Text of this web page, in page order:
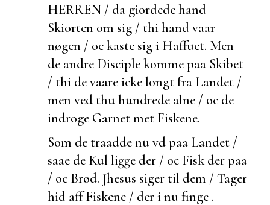
HERREN / da giordede hand
Skiorten om sig / thi hand vaar
nøgen / oc kaste sig i Haffuet. Men
de andre Disciple komme paa Skibet
/ thi de vaare icke longt fra Landet /
men ved thu hundrede alne / oc de
indroge Garnet met Fiskene.
Som de traadde nu vd paa Landet /
saae de Kul ligge der / oc Fisk der paa
/ oc Brød. Jhesus siger til dem / Tager
hid aff Fiskene / der i nufinge .